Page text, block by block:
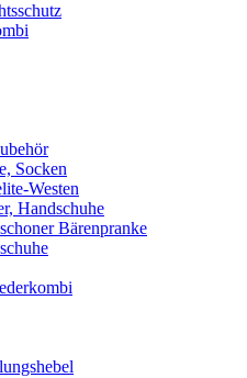
Socken
Westen
Handschuhe
Bärenpranke